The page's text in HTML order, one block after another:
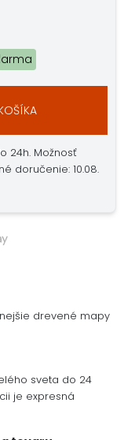
24h. Možnosť
doručenie: 10.08.
drevené mapy
sveta do 24
je expresná